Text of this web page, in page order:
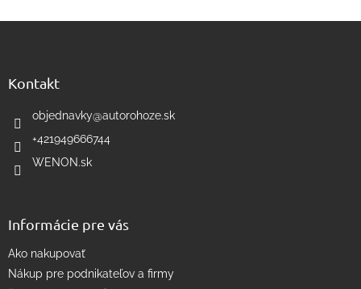
l
Kontakt
objednavky@autorohoze.sk
+421949666744
WENON.sk
Informácie pre vás
Ako nakupovať
Nákup pre podnikateľov a firmy